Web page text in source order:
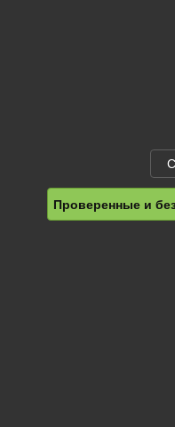
Проверенные и